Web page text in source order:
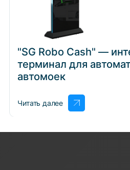
"SG Robo Cash" —
терминал для
автомоек
Читать далее